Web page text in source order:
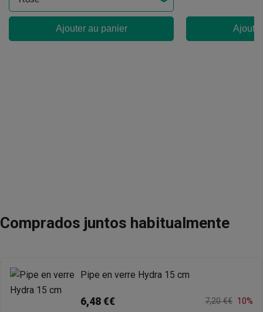
Ajouter au panier
Comprados juntos habitualmente
Pipe en verre Hydra 15 cm
6,48 €€ 7,20 €€ 10%